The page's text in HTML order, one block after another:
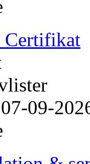
Certifikat
09-